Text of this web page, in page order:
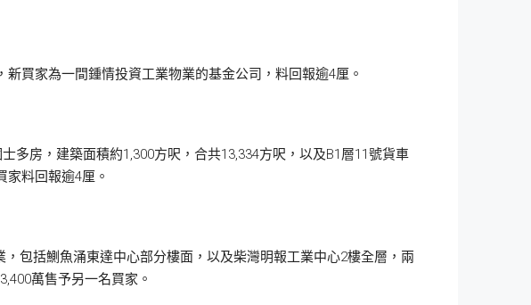
買家為一間鍾情投資工業物業的基金公司，料回報逾4厘。
多房，建築面積約1,300方呎，合共13,334方呎，以及B1層11號貨車
家料回報逾4厘。
包括鰂魚涌東達中心部分樓面，以及柴灣明報工業中心2樓全層，兩
萬售予另一名買家。